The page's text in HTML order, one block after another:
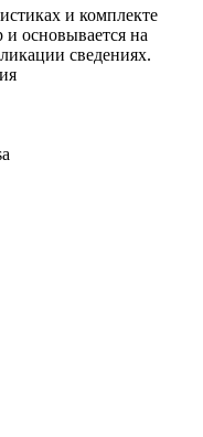
и комплекте
и основывается на
сведениях.